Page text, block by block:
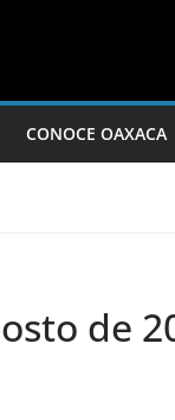
CONOCE OAXACA
de